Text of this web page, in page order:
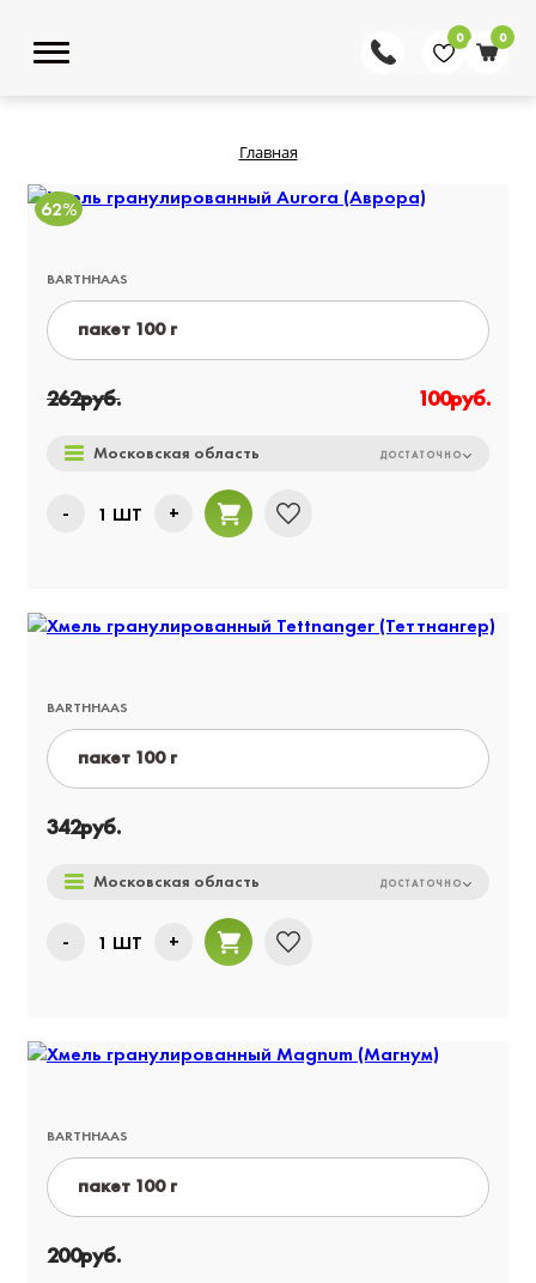
0 0
Главная
62%
BARTHHAAS
пакет 100 г
пакет 1 кг
пакет 5 кг
262руб. 100руб.
Московская область ДОСТАТОЧНО
- 1 ШТ +
BARTHHAAS
пакет 100 г
пакет 1 кг
пакет 5 кг
342руб.
Московская область ДОСТАТОЧНО
- 1 ШТ +
BARTHHAAS
пакет 100 г
пакет 1 кг
200руб.